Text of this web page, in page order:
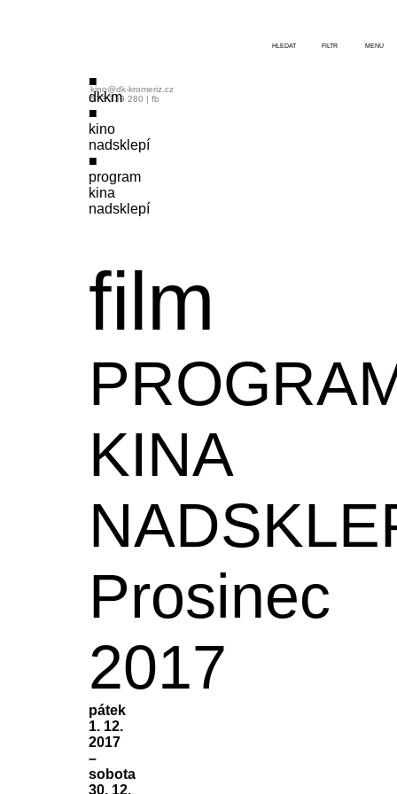
dkkm
kino
nadsklepí
program
kina
nadsklepí
film
KINA
Prosinec
2017
pátek
1. 12.
2017
–
sobota
30. 12.
kino@dk-kromeriz.cz
573 339 280 | fb
HLEDAT FILTR MENU